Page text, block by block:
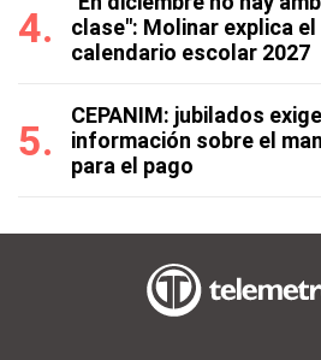
clase": Molinar explica el
calendario escolar 2027
CEPANIM: jubilados
información sobre el
para el pago